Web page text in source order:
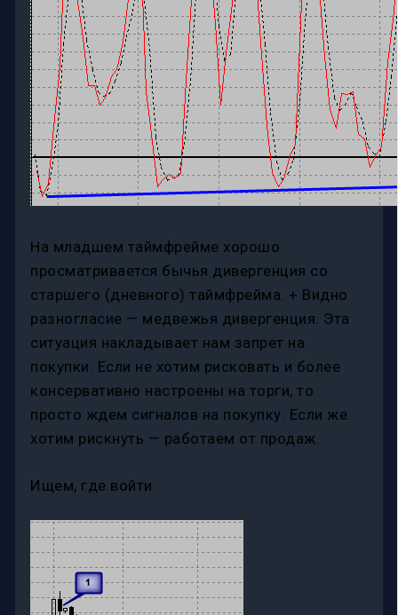
На младшем таймфрейме хорошо
просматривается бычья дивергенция со
старшего (дневного) таймфрейма. + Видно
разногласие — медвежья дивергенция. Эта
ситуация накладывает нам запрет на
покупки. Если не хотим рисковать и более
консервативно настроены на торги, то
просто ждем сигналов на покупку. Если же
хотим рискнуть — работаем от продаж.
Ищем, где войти.